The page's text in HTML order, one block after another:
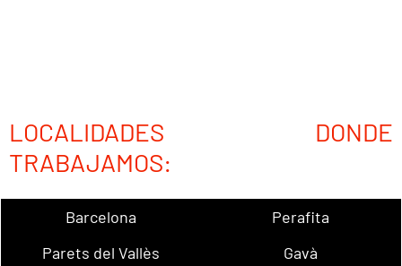
LOCALIDADES DONDE
TRABAJAMOS:
Barcelona
Perafita
Parets del Vallès
Gavà